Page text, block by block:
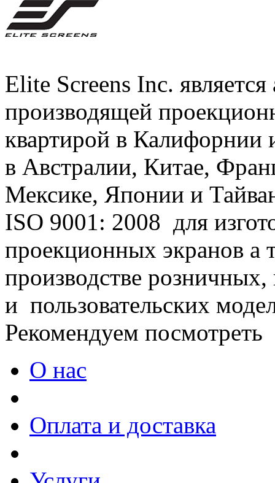
Elite Screens Inc.
производящей
квартирой в Калифорнии
в Австралии, Китае,
Мексике, Японии и
ISO 9001: 2008 для
проекционных экранов а
производстве
и пользовательских
Рекомендуем посмотреть
О нас
Оплата и доставка